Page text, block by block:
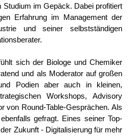
Studium im Gepäck. Dabei profitiert
Erfahrung im Management der
und seiner selbstständigen
sich der Biologe und Chemiker
und als Moderator auf großen
Podien aber auch in kleinen,
Workshops, Advisory
von Round-Table-Gesprächen. Als
gefragt. Eines seiner Top-
Zukunft - Digitalisierung für mehr